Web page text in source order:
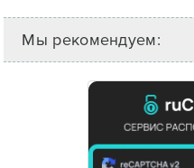
Мы рекомендуем: